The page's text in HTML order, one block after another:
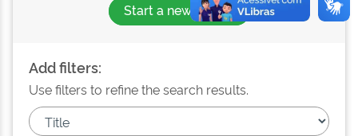
Start a new search
Add filters:
Use filters to refine the search results.